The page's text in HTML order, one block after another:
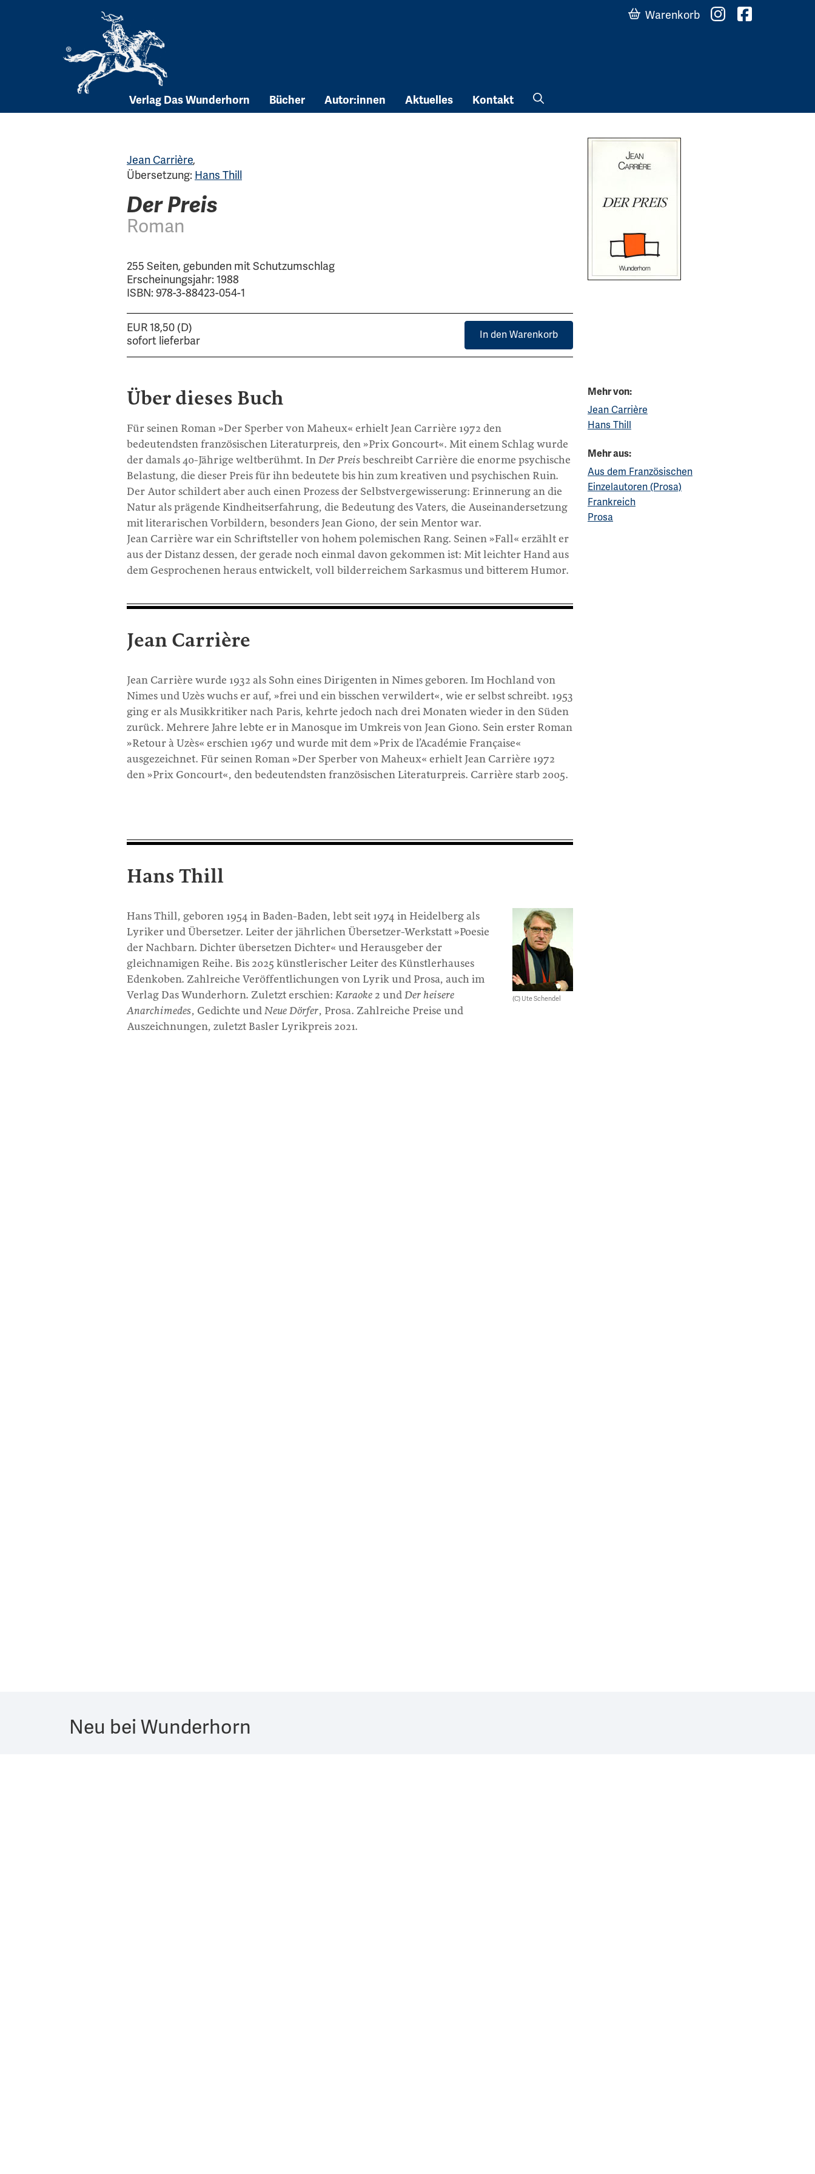
Verlag Das Wunderhorn Bücher Autor:innen Aktuelles Kontakt
Warenkorb
Jean Carrière,
Übersetzung: Hans Thill
Der Preis
Roman
255 Seiten, gebunden mit Schutzumschlag
Erscheinungsjahr: 1988
ISBN: 978-3-88423-054-1
EUR 18,50 (D)
sofort lieferbar
In den Warenkorb
Über dieses Buch
Für seinen Roman »Der Sperber von Maheux« erhielt Jean Carrière 1972 den
bedeutendsten französischen Literaturpreis, den »Prix Goncourt«. Mit einem Schlag wurde
der damals 40-Jährige weltberühmt. In Der Preis beschreibt Carrière die enorme psychische
Belastung, die dieser Preis für ihn bedeutete bis hin zum kreativen und psychischen Ruin.
Der Autor schildert aber auch einen Prozess der Selbstvergewisserung: Erinnerung an die
Natur als prägende Kindheitserfahrung, die Bedeutung des Vaters, die Auseinandersetzung
mit literarischen Vorbildern, besonders Jean Giono, der sein Mentor war.
Jean Carrière war ein Schriftsteller von hohem polemischen Rang. Seinen »Fall« erzählt er
aus der Distanz dessen, der gerade noch einmal davon gekommen ist: Mit leichter Hand aus
dem Gesprochenen heraus entwickelt, voll bilderreichem Sarkasmus und bitterem Humor.
Jean Carrière
Jean Carrière wurde 1932 als Sohn eines Dirigenten in Nimes geboren. Im Hochland von
Nimes und Uzès wuchs er auf, »frei und ein bisschen verwildert«, wie er selbst schreibt. 1953
ging er als Musikkritiker nach Paris, kehrte jedoch nach drei Monaten wieder in den Süden
zurück. Mehrere Jahre lebte er in Manosque im Umkreis von Jean Giono. Sein erster Roman
»Retour à Uzès« erschien 1967 und wurde mit dem »Prix de l’Académie Française«
ausgezeichnet. Für seinen Roman »Der Sperber von Maheux« erhielt Jean Carrière 1972
den »Prix Goncourt«, den bedeutendsten französischen Literaturpreis. Carrière starb 2005.
Hans Thill
(C) Ute Schendel
Hans Thill, geboren 1954 in Baden-Baden, lebt seit 1974 in Heidelberg als
Lyriker und Übersetzer. Leiter der jährlichen Übersetzer-Werkstatt »Poesie
der Nachbarn. Dichter übersetzen Dichter« und Herausgeber der
gleichnamigen Reihe. Bis 2025 künstlerischer Leiter des Künstlerhauses
Edenkoben. Zahlreiche Veröffentlichungen von Lyrik und Prosa, auch im
Verlag Das Wunderhorn. Zuletzt erschien: Karaoke 2 und Der heisere
Anarchimedes, Gedichte und Neue Dörfer, Prosa. Zahlreiche Preise und
Auszeichnungen, zuletzt Basler Lyrikpreis 2021.
Mehr von:
Jean Carrière
Hans Thill
Mehr aus:
Aus dem Französischen
Einzelautoren (Prosa)
Frankreich
Prosa
Neu bei Wunderhorn